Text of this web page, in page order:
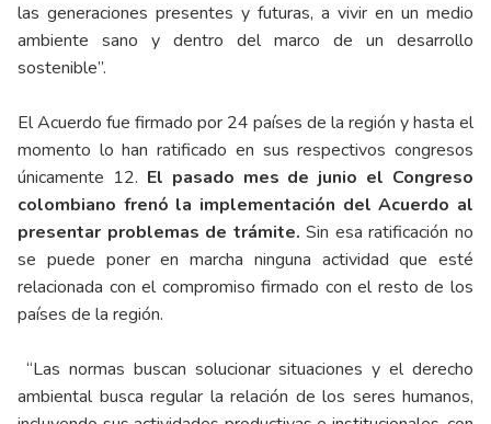
las generaciones presentes y futuras, a vivir en un medio
ambiente sano y dentro del marco de un desarrollo
sostenible”.
El Acuerdo fue firmado por 24 países de la región y hasta el
momento lo han ratificado en sus respectivos congresos
únicamente 12. El pasado mes de junio el Congreso
colombiano frenó la implementación del Acuerdo al
presentar problemas de trámite. Sin esa ratificación no
se puede poner en marcha ninguna actividad que esté
relacionada con el compromiso firmado con el resto de los
países de la región.
“Las normas buscan solucionar situaciones y el derecho
ambiental busca regular la relación de los seres humanos,